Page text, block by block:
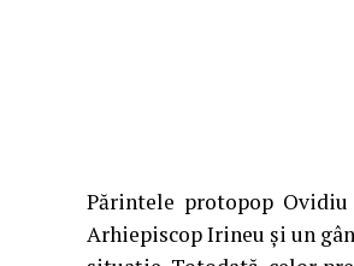
Părintele protopop
Arhiepiscop Irineu și un